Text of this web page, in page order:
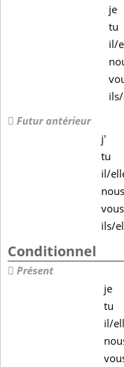
je
tu
il/
Futur antérieur
j'
tu
il/
nous
vous
ils/
Conditionnel
Présent
je
tu
il/